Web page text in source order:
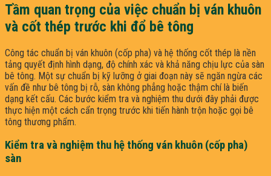
Tầm quan trọng của việc chuẩn bị ván khuôn
và cốt thép trước khi đổ bê tông
Công tác chuẩn bị ván khuôn (cốp pha) và hệ thống cốt thép là nền
tảng quyết định hình dạng, độ chính xác và khả năng chịu lực của sàn
bê tông. Một sự chuẩn bị kỹ lưỡng ở giai đoạn này sẽ ngăn ngừa các
vấn đề như bê tông bị rỗ, sàn không phẳng hoặc thậm chí là biến
dạng kết cấu. Các bước kiểm tra và nghiệm thu dưới đây phải được
thực hiện một cách cẩn trọng trước khi tiến hành trộn hoặc gọi bê
tông thương phẩm.
Kiểm tra và nghiệm thu hệ thống ván khuôn (cốp pha)
sàn